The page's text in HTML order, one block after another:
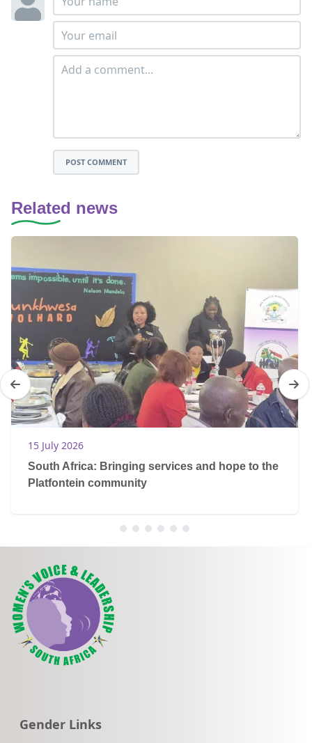
POST COMMENT
Related news
15 July 2026
South Africa: Bringing services and hope to the
Platfontein community
Go to:
Gender Links